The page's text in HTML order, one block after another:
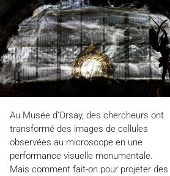
Au Musée d’Orsay, des chercheurs ont
transformé des images de cellules
observées au microscope en une
performance visuelle monumentale.
Mais comment fait-on pour projeter des